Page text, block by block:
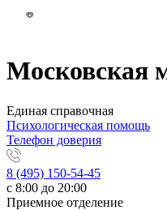
Московская
Единая справочная
Психологическая помощь
Телефон доверия
8 (495) 150-54-45
с 8:00 до 20:00
Приемное отделение